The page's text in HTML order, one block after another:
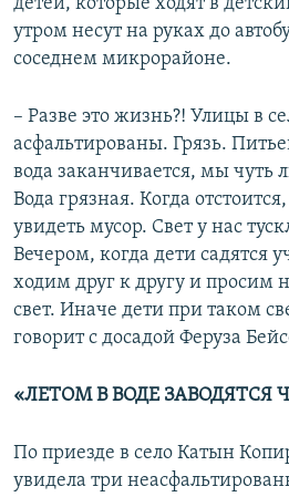
детей, которые ходят в
утром несут на руках до
соседнем микрорайоне.
– Разве это жизнь?! Улицы в
асфальтированы. Грязь.
вода заканчивается, мы чуть
Вода грязная. Когда
увидеть мусор. Свет у нас
Вечером, когда дети садятся
ходим друг к другу и просим
свет. Иначе дети при таком
говорит с досадой Феруза
«ЛЕТОМ В ВОДЕ ЗАВОДЯТСЯ
По приезде в село Катын
увидела три